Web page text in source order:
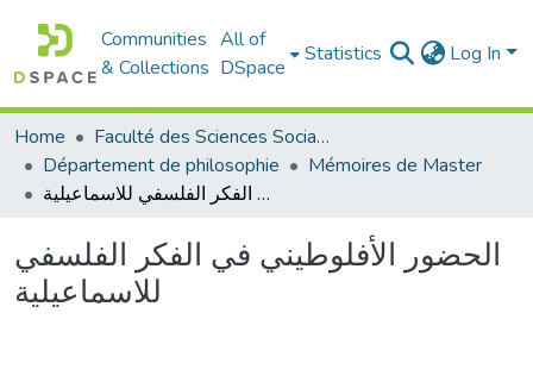
Communities
& Collections
All of
DSpace
Statistics Log In
Home
Faculté des Sciences Sociales
Département de philosophie
Mémoires de Master
الحضور الأفلوطيني في الفكر الفلسفي للاسماعيلية
الحضور الأفلوطيني في الفكر الفلسفي
للاسماعيلية